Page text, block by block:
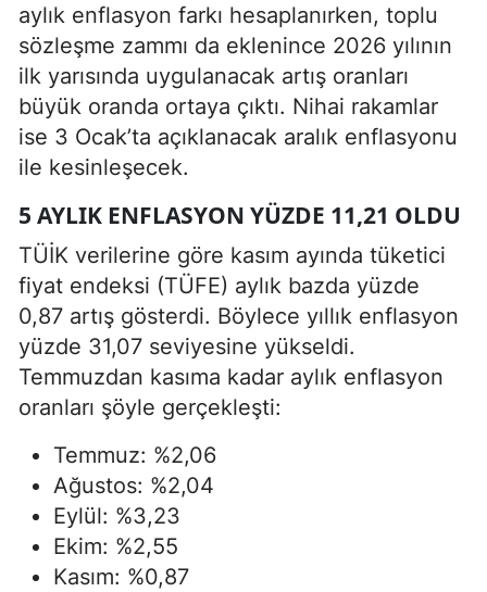
aylık enflasyon farkı hesaplanırken, toplu
sözleşme zammı da eklenince 2026 yılının
ilk yarısında uygulanacak artış oranları
büyük oranda ortaya çıktı. Nihai rakamlar
ise 3 Ocak’ta açıklanacak aralık enflasyonu
ile kesinleşecek.
5 AYLIK ENFLASYON YÜZDE 11,21 OLDU
TÜİK verilerine göre kasım ayında tüketici
fiyat endeksi (TÜFE) aylık bazda yüzde
0,87 artış gösterdi. Böylece yıllık enflasyon
yüzde 31,07 seviyesine yükseldi.
Temmuzdan kasıma kadar aylık enflasyon
oranları şöyle gerçekleşti:
Temmuz: %2,06
Ağustos: %2,04
Eylül: %3,23
Ekim: %2,55
Kasım: %0,87